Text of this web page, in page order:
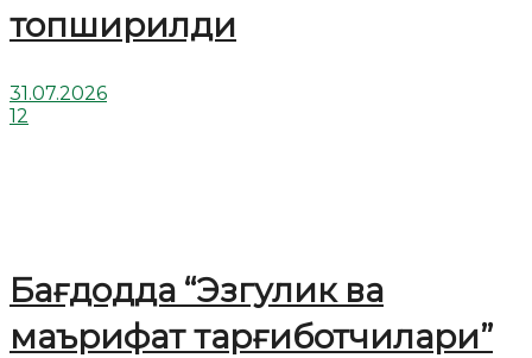
топширилди
31.07.2026
12
Бағдодда “Эзгулик ва
маърифат тарғиботчилари”